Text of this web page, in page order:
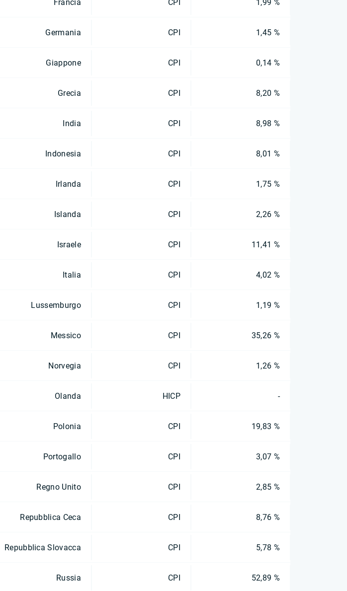
Francia CPI 1,99 %
Germania CPI 1,45 %
Giappone CPI 0,14 %
Grecia CPI 8,20 %
India CPI 8,98 %
Indonesia CPI 8,01 %
Irlanda CPI 1,75 %
Islanda CPI 2,26 %
Israele CPI 11,41 %
Italia CPI 4,02 %
Lussemburgo CPI 1,19 %
Messico CPI 35,26 %
Norvegia CPI 1,26 %
Olanda HICP -
Polonia CPI 19,83 %
Portogallo CPI 3,07 %
Regno Unito CPI 2,85 %
Repubblica Ceca CPI 8,76 %
Repubblica Slovacca CPI 5,78 %
Russia CPI 52,89 %